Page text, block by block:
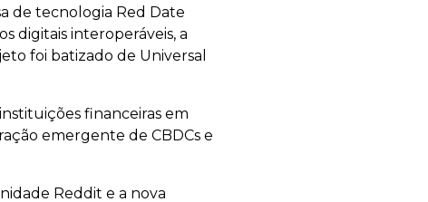
de tecnologia Red Date
digitais interoperáveis, a
foi batizado de Universal
financeiras em
emergente de CBDCs e
Reddit e a nova